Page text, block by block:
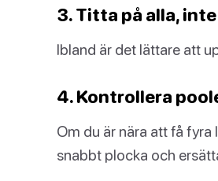
3. Titta på alla,
Ibland är det lättare att
4. Kontrollera
Om du är nära att få
snabbt plocka och